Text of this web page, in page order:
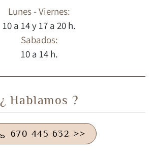
Lunes - Viernes:
10 a 14 y 17 a 20 h.
Sabados:
10 a 14 h.
¿ Hablamos ?
670 445 632 >>